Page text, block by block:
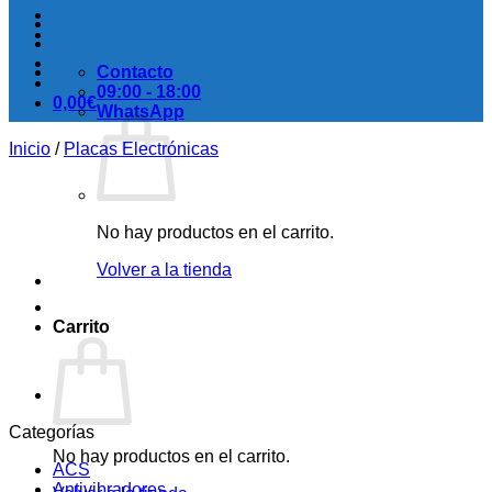
0,00€
No hay productos en el carrito.
Volver a la tienda
Carrito
No hay productos en el carrito.
Contacto
09:00 - 18:00
WhatsApp
Inicio / Placas Electrónicas
Categorías
ACS